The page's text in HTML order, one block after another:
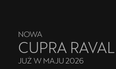
Serwis
Oryginalne części zamienne
NOWA
CUPRA RAVAL
JUŻ W MAJU 2026